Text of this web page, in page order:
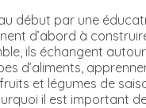
début par une
d’abord à
ils échangent
d’aliments,
et légumes de
il est important